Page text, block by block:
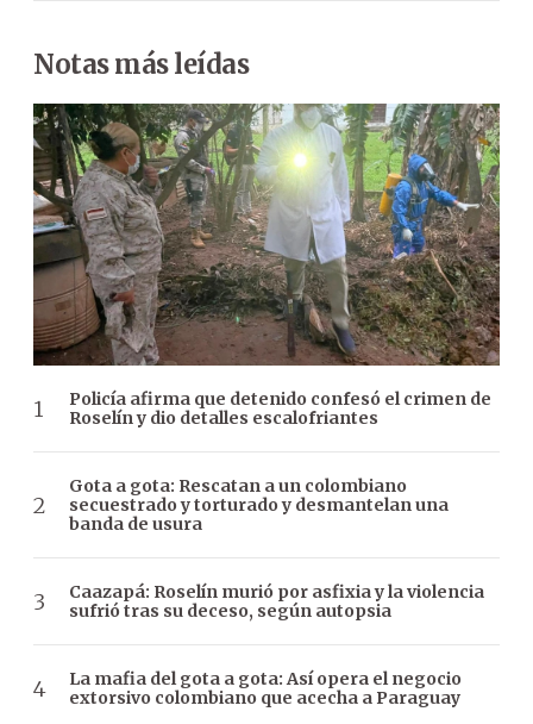
Notas más leídas
Policía afirma que detenido confesó el crimen de
Roselín y dio detalles escalofriantes
Gota a gota: Rescatan a un colombiano
secuestrado y torturado y desmantelan una
banda de usura
Caazapá: Roselín murió por asfixia y la violencia
sufrió tras su deceso, según autopsia
La mafia del gota a gota: Así opera el negocio
extorsivo colombiano que acecha a Paraguay